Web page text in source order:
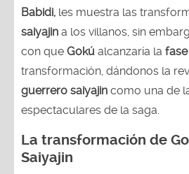
Babidi, les muestra las
saiyajin a los villanos, sin
con que Gokú alcanzaría la
transformación, dándonos la
guerrero saiyajin como una de
espectaculares de la saga.
La transformación de
Saiyajin